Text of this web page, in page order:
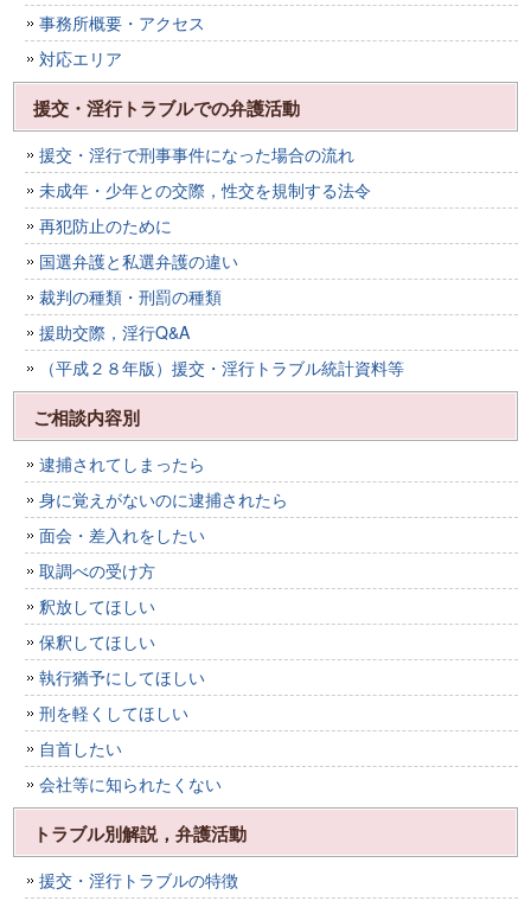
事務所概要・アクセス
対応エリア
援交・淫行トラブルでの弁護活動
援交・淫行で刑事事件になった場合の流れ
未成年・少年との交際，性交を規制する法令
再犯防止のために
国選弁護と私選弁護の違い
裁判の種類・刑罰の種類
援助交際，淫行Q&A
（平成２８年版）援交・淫行トラブル統計資料等
ご相談内容別
逮捕されてしまったら
身に覚えがないのに逮捕されたら
面会・差入れをしたい
取調べの受け方
釈放してほしい
保釈してほしい
執行猶予にしてほしい
刑を軽くしてほしい
自首したい
会社等に知られたくない
トラブル別解説，弁護活動
援交・淫行トラブルの特徴